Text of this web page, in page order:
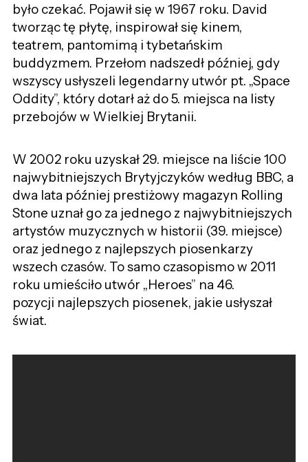
było czekać. Pojawił się w 1967 roku. David
tworząc tę płytę, inspirował się kinem,
teatrem, pantomimą i tybetańskim
buddyzmem. Przełom nadszedł później, gdy
wszyscy usłyszeli legendarny utwór pt. „Space
Oddity”, który dotarł aż do 5. miejsca na listy
przebojów w Wielkiej Brytanii.
W 2002 roku uzyskał 29. miejsce na liście 100
najwybitniejszych Brytyjczyków według BBC, a
dwa lata później prestiżowy magazyn Rolling
Stone uznał go za jednego z najwybitniejszych
artystów muzycznych w historii (39. miejsce)
oraz jednego z najlepszych piosenkarzy
wszech czasów. To samo czasopismo w 2011
roku umieściło utwór „Heroes” na 46.
pozycji najlepszych piosenek, jakie usłyszał
świat.